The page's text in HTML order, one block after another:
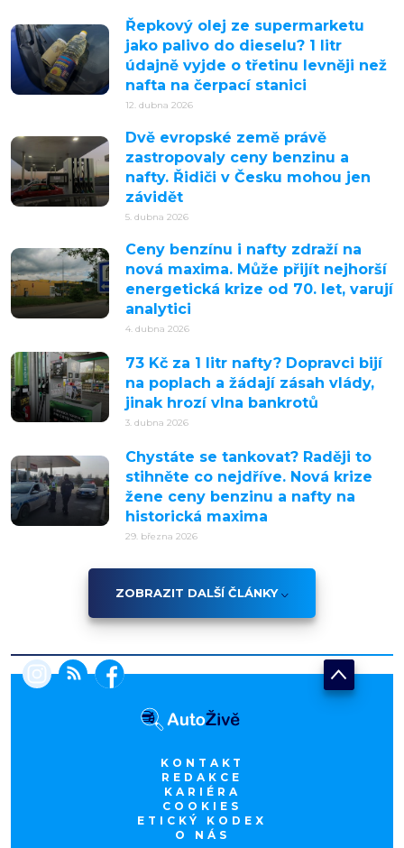
Řepkový olej ze supermarketu
jako palivo do dieselu? 1 litr
údajně vyjde o třetinu levněji než
nafta na čerpací stanici
12. dubna 2026
Dvě evropské země právě
zastropovaly ceny benzinu a
nafty. Řidiči v Česku mohou jen
závidět
5. dubna 2026
Ceny benzínu i nafty zdraží na
nová maxima. Může přijít nejhorší
energetická krize od 70. let, varují
analytici
4. dubna 2026
73 Kč za 1 litr nafty? Dopravci bijí
na poplach a žádají zásah vlády,
jinak hrozí vlna bankrotů
3. dubna 2026
Chystáte se tankovat? Raději to
stihněte co nejdříve. Nová krize
žene ceny benzinu a nafty na
historická maxima
29. března 2026
ZOBRAZIT DALŠÍ ČLÁNKY
KONTAKT
REDAKCE
KARIÉRA
COOKIES
ETICKÝ KODEX
O NÁS